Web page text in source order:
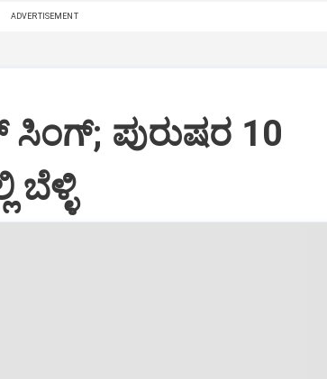
ADVERTISEMENT
ಸಿಂಗ್; ಪುರುಷರ 10
ಬೆಳ್ಳಿ